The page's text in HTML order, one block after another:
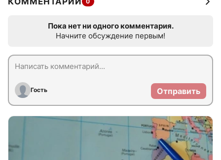
Пока нет ни одного комментария.
Начните обсуждение первым!
Гость Отправить